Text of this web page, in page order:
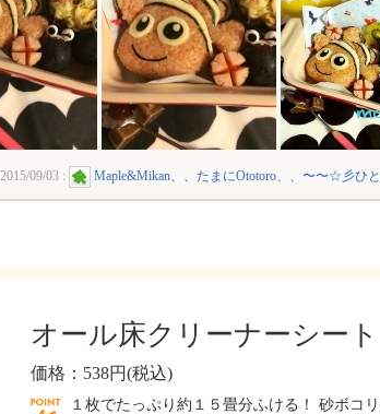
2015/09/03 : Maple&Mikan、、たまにOtotoro、、〜〜☆彡ひ
オール床クリーナーシート
価格：538円(税込)
１枚でたっぷり約１５畳分ふける！ 砂ボコ